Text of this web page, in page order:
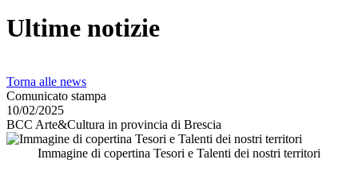
Ultime notizie
Torna alle news
Comunicato stampa
10/02/2025
BCC Arte&Cultura in provincia di Brescia
Immagine di copertina Tesori e Talenti dei nostri territori